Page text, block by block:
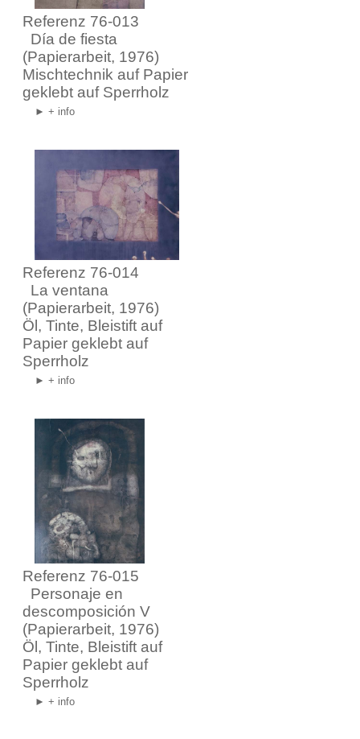
Referenz 76-013
Día de fiesta
(Papierarbeit, 1976)
Mischtechnik auf Papier
geklebt auf Sperrholz
► + info
Referenz 76-014
La ventana
(Papierarbeit, 1976)
Öl, Tinte, Bleistift auf
Papier geklebt auf
Sperrholz
► + info
Referenz 76-015
Personaje en
descomposición V
(Papierarbeit, 1976)
Öl, Tinte, Bleistift auf
Papier geklebt auf
Sperrholz
► + info